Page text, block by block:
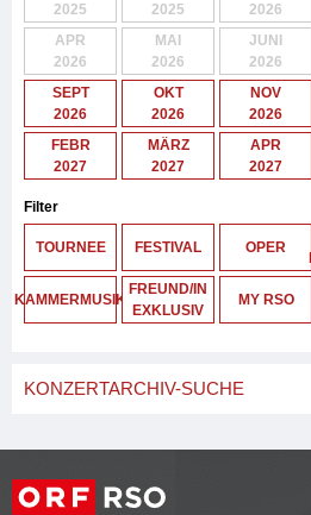
2025
2025
2026
APR
2026
MAI
2026
JUNI
2026
SEPT
2026
OKT
2026
NOV
2026
FEBR
2027
MÄRZ
2027
APR
2027
Filter
TOURNEE FESTIVAL OPER
KAMMERMUSIK
FREUND/IN
EXKLUSIV
MY RSO
KONZERTARCHIV-SUCHE